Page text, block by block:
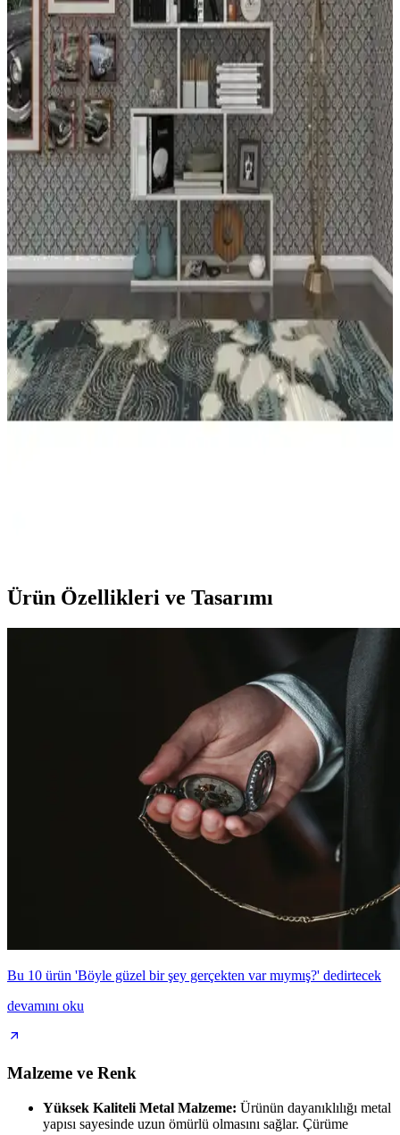
Vega Duvar Rafı, modern tasarımı ve dayanıklı malzemeleriyle ev
ve ofislerde şıklık ve fonksiyonellik sağlar. Kolay montaj ve estetik
görünüm sunar.
Bino Mutfak Rafı Modern ve Dayanıklı Ahşap
Duvar Rafı Tasarımı ve Özellikleri
Bino mutfak rafı, siyah mat boyalı masif ahşap ve paslanmaz çelik
konstrüksiyonuyla modern iç mekanlara şık ve dayanıklı çözüm
sunar. 2'li set, çeşitli alanlarda kullanım sağlar.
Bino Duvar Rafı Kitaplık Modern Tasarım ve Çok
Yönlü Kullanım İmkanıyla Dekorasyonunuza Şıklık
Katar
Bino'nun altın renkli elips duvar rafı seti, şık tasarımı ve çok amaçlı
kullanım özellikleriyle yaşam alanlarına estetik ve fonksiyonellik
katar. Kolay montaj ve dayanıklı malzeme ile uzun ömür sağlar.
Mbes Mobilya Dekoratif Raf Beyaz: Modern ve
Fonksiyonel Tasarım ile Şık Mekanlar Yaratın
Mbes Mobilya'nın beyaz dekoratif rafı, şıklık ve fonksiyonelliği bir
araya getirerek yaşam alanlarınızı güzelleştirir, montajı kolaydır ve
dayanıklıdır.
Ürün Özellikleri ve Tasarımı
Bu 10 ürün 'Böyle güzel bir şey gerçekten var mıymış?' dedirtecek
devamını oku
Malzeme ve Renk
Yüksek Kaliteli Metal Malzeme: Ürünün dayanıklılığı metal
yapısı sayesinde uzun ömürlü olmasını sağlar. Çürüme